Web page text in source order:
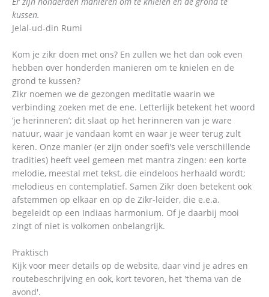
kussen.
Jelal-ud-din Rumi
Kom je zikr doen met ons? En zullen we het dan ook even
hebben over honderden manieren om te knielen en de
grond te kussen?
Zikr noemen we de gezongen meditatie waarin we
verbinding zoeken met de ene. Letterlijk betekent het woord
’je herinneren’; dit slaat op het herinneren van je ware
natuur, waar je vandaan komt en waar je weer terug zult
keren. Onze manier (er zijn onder soefi's vele verschillende
tradities) heeft veel gemeen met mantra zingen: een korte
melodie, meestal met tekst, die eindeloos herhaald wordt;
melodieus en contemplatief. Samen Zikr doen betekent ook
afstemmen op elkaar en op de Zikr-leider, die e.e.a.
begeleidt op een Indiaas harmonium. Of je daarbij mooi
zingt of niet is volkomen onbelangrijk.
Praktisch
Kijk voor meer details op de website, daar vind je adres en
routebeschrijving en ook, kort tevoren, het 'thema van de
avond'.